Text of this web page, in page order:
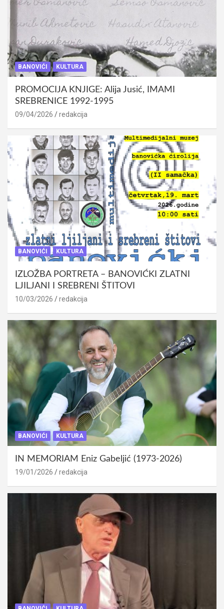
BANOVIĆI KULTURA
PROMOCIJA KNJIGE: Alija Jusić, IMAMI
SREBRENICE 1992-1995
09/04/2026 redakcija
BANOVIĆI KULTURA
IZLOŽBA PORTRETA – BANOVIĆKI ZLATNI
LJILJANI I SREBRENI ŠTITOVI
10/03/2026 redakcija
BANOVIĆI KULTURA
IN MEMORIAM Eniz Gabeljić (1973-2026)
19/01/2026 redakcija